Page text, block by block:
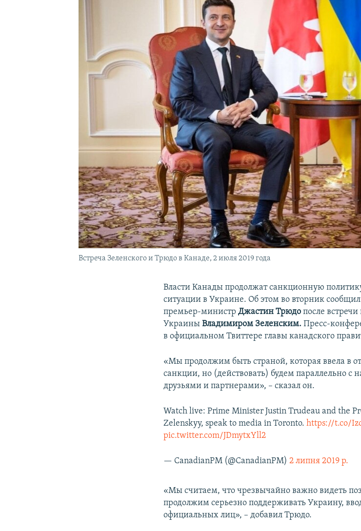
УКРАИНСКАЯ ПРОБЛЕМА КРЫМА
Встреча Зеленского и Трюдо в Канаде, 2 июля 2019 года
Власти Канады продолжат санкционную
ситуации в Украине. Об этом во вторник
премьер-министрДжастин Трюдо после
УкраиныВладимиром Зеленским. Пресс-
в официальном Твиттере главы канадского
«Мы продолжим быть страной, которая ввела в
санкции, но (действовать) будем параллельно
друзьями и партнерами», – сказал он.
Watch live: Prime Minister Justin Trudeau and the
Zelenskyy, speak to media in Toronto.https://t.co/
pic.twitter.com/JDmytxYll2
— CanadianPM (@CanadianPM)2 липня 2019 р.
«Мы считаем, что чрезвычайно важно видеть
продолжим серьезно поддерживать Украину,
официальных лиц», – добавил Трюдо.